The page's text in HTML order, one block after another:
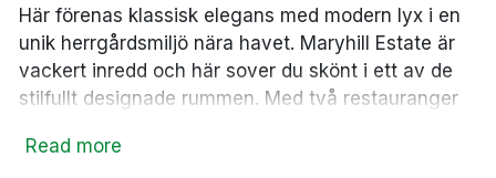
Här förenas klassisk elegans med modern lyx i en
unik herrgårdsmiljö nära havet. Maryhill Estate är
vackert inredd och här sover du skönt i ett av de
stilfullt designade rummen. Med två restauranger
poolklubb med 4 pooler och 126 solsängar samt
Read more